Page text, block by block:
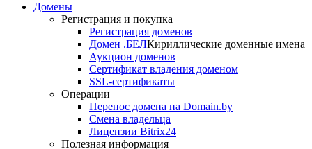
Домены
Регистрация и покупка
Регистрация доменов
Домен .БЕЛКириллические доменные имена
Аукцион доменов
Сертификат владения доменом
SSL-сертификаты
Операции
Перенос домена на Domain.by
Смена владельца
Лицензии Bitrix24
Полезная информация